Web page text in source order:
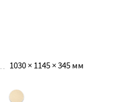
1030 × 1145 × 345 мм